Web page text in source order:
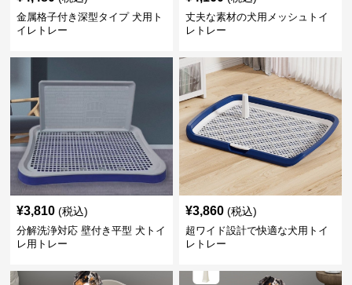
金属格子付き深型タイプ 犬用ト
イレトレー
丈夫な素材の犬用メッシュトイ
レトレー
¥3,810 (税込)
分解洗浄対応 壁付き平型 犬トイ
レ用トレー
¥3,860 (税込)
超ワイド設計で快適な犬用トイ
レトレー